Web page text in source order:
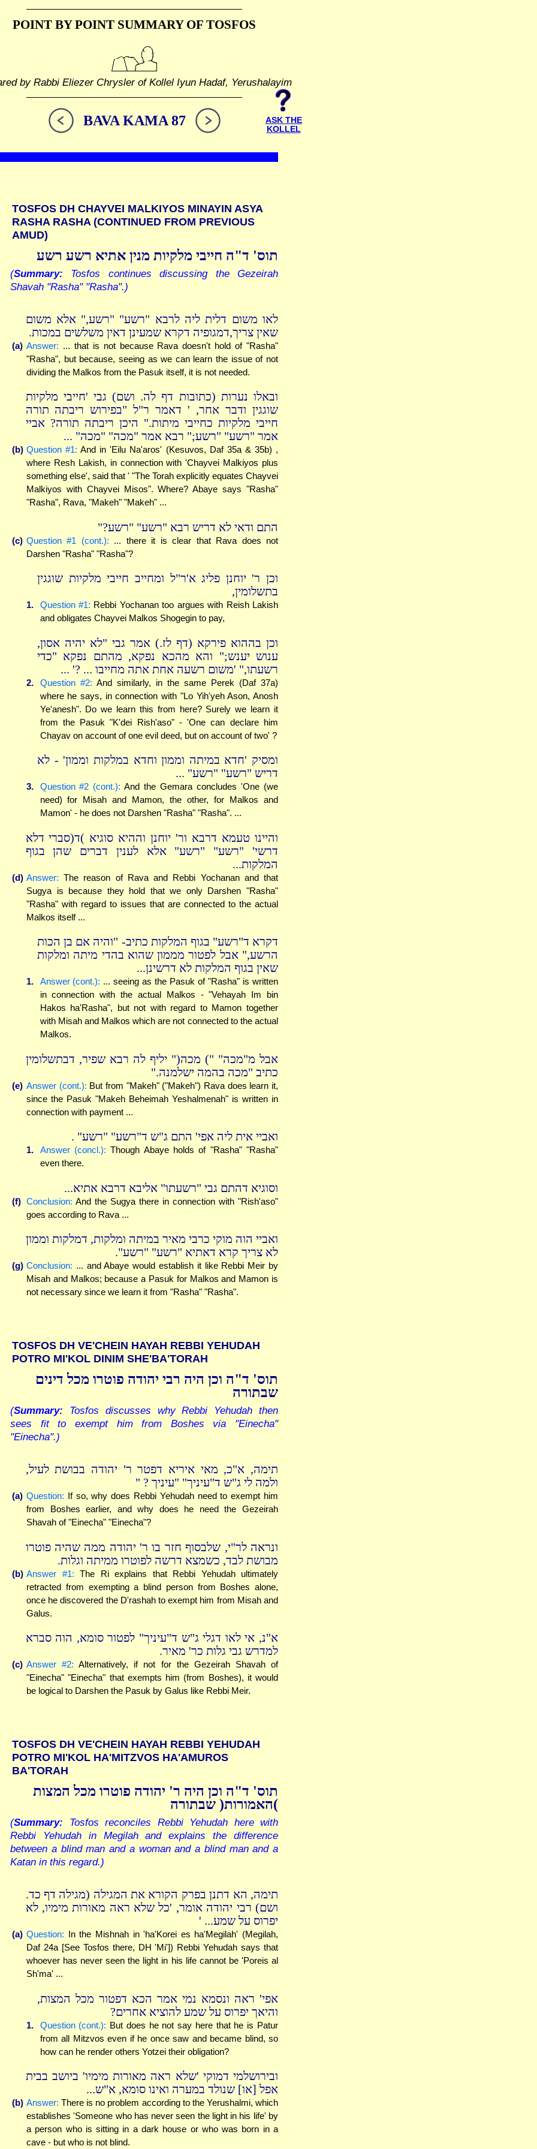
POINT BY POINT SUMMARYOF TOSFOS
by Rabbi Eliezer Chrysler of Kollel Iyun Hadaf, Yerushalayim
BAVA KAMA 87
ASK THE
KOLLEL
TOSFOS DH CHAYVEI MALKIYOS MINAYIN ASYA
RASHA RASHA (CONTINUED FROM PREVIOUS
AMUD)
תוס' ד"ה חייבי מלקיות מנין אתיא רשע רשע
(Summary: Tosfos continues discussing the Gezeirah
Shavah "Rasha" "Rasha".)
לאו משום דלית ליה לרבא "רשע" "רשע," אלא משום
שאין צריך,דמגופיה דקרא שמעינן דאין משלשים במכות.
(a) Answer: ... that is not because Rava doesn't hold of "Rasha"
"Rasha", but because, seeing as we can learn the issue of not
dividing the Malkos from the Pasuk itself, it is not needed.
ובאלו נערות (כתובות דף לה. ושם) גבי 'חייבי מלקיות
שוגגין ודבר אחר, ' דאמר ר"ל "בפירוש ריבתה תורה
חייבי מלקיות כחייבי מיתות." היכן ריבתה תורה? אביי
אמר "רשע" "רשע;" רבא אמר "מכה" "מכה" ...
(b) Question #1: And in 'Eilu Na'aros' (Kesuvos, Daf 35a & 35b) ,
where Resh Lakish, in connection with 'Chayvei Malkiyos plus
something else', said that ' "The Torah explicitly equates Chayvei
Malkiyos with Chayvei Misos". Where? Abaye says "Rasha"
"Rasha", Rava, "Makeh" "Makeh" ...
התם ודאי לא דריש רבא "רשע" "רשע?"
(c) Question #1 (cont.): ... there it is clear that Rava does not
Darshen "Rasha" "Rasha"?
וכן ר' יוחנן פליג א'ר"ל ומחייב חייבי מלקיות שוגגין
בתשלומין,
1. Question #1: Rebbi Yochanan too argues with Reish Lakish
and obligates Chayvei Malkos Shogegin to pay,
וכן בההוא פירקא (דף לז.) אמר גבי "לא יהיה אסון,
ענוש יענש;" והא מהכא נפקא, מהתם נפקא "כדי
רשעתו," 'משום רשעה אחת אתה מחייבו ... ?' ...
2. Question #2: And similarly, in the same Perek (Daf 37a)
where he says, in connection with "Lo Yih'yeh Ason, Anosh
Ye'anesh". Do we learn this from here? Surely we learn it
from the Pasuk "K'dei Rish'aso" - 'One can declare him
Chayav on account of one evil deed, but on account of two' ?
ומסיק 'חדא במיתה וממון וחדא במלקות וממון' - לא
דריש "רשע" "רשע" ...
3. Question #2 (cont.): And the Gemara concludes 'One (we
need) for Misah and Mamon, the other, for Malkos and
Mamon' - he does not Darshen "Rasha" "Rasha". ...
והיינו טעמא דרבא ור' יוחנן וההיא סוגיא )ד(סברי דלא
דרשי' "רשע" "רשע" אלא לענין דברים שהן בגוף
המלקות...
(d) Answer: The reason of Rava and Rebbi Yochanan and that
Sugya is because they hold that we only Darshen "Rasha"
"Rasha" with regard to issues that are connected to the actual
Malkos itself ...
דקרא ד"רשע" בגוף המלקות כתיב- "והיה אם בן הכות
הרשע," אבל לפטור מממון שהוא בהדי מיתה ומלקות
שאין בגוף המלקות לא דרשינן...
1. Answer (cont.): ... seeing as the Pasuk of "Rasha" is written
in connection with the actual Malkos - "Vehayah Im bin
Hakos ha'Rasha", but not with regard to Mamon together
with Misah and Malkos which are not connected to the actual
Malkos.
אבל מ"מכה" ") מכה(" יליף לה רבא שפיר, דבתשלומין
כתיב "מכה בהמה ישלמנה."
(e) Answer (cont.): But from "Makeh" ("Makeh") Rava does learn it,
since the Pasuk "Makeh Beheimah Yeshalmenah" is written in
connection with payment ...
ואביי אית ליה אפי' התם ג"ש ד"רשע" "רשע" .
1. Answer (concl.): Though Abaye holds of "Rasha" "Rasha"
even there.
וסוגיא דהתם גבי "רשעתו" אליבא דרבא אתיא...
(f) Conclusion: And the Sugya there in connection with "Rish'aso"
goes according to Rava ...
ואביי הוה מוקי כרבי מאיר במיתה ומלקות, דמלקות וממון
לא צריך קרא דאתיא "רשע" "רשע".
(g) Conclusion: ... and Abaye would establish it like Rebbi Meir by
Misah and Malkos; because a Pasuk for Malkos and Mamon is
not necessary since we learn it from "Rasha" "Rasha".
TOSFOS DH VE'CHEIN HAYAH REBBI YEHUDAH
POTRO MI'KOL DINIM SHE'BA'TORAH
תוס' ד"ה וכן היה רבי יהודה פוטרו מכל דינים
שבתורה
(Summary: Tosfos discusses why Rebbi Yehudah then
sees fit to exempt him from Boshes via "Einecha"
"Einecha".)
תימה, א"כ, מאי איריא דפטר ר' יהודה בבושת לעיל,
ולמה לי ג"ש ד"עיניך" "עיניך ? "
(a) Question: If so, why does Rebbi Yehudah need to exempt him
from Boshes earlier, and why does he need the Gezeirah
Shavah of "Einecha" "Einecha"?
ונראה לר"י, שלבסוף חזר בו ר' יהודה ממה שהיה פוטרו
מבושת לבד, כשמצא דרשה לפוטרו ממיתה וגלות.
(b) Answer #1: The Ri explains that Rebbi Yehudah ultimately
retracted from exempting a blind person from Boshes alone,
once he discovered the D'rashah to exempt him from Misah and
Galus.
א"נ, אי לאו דגלי ג"ש ד"עיניך" לפטור סומא, הוה סברא
למדרש גבי גלות כר' מאיר.
(c) Answer #2: Alternatively, if not for the Gezeirah Shavah of
"Einecha" "Einecha" that exempts him (from Boshes), it would
be logical to Darshen the Pasuk by Galus like Rebbi Meir.
TOSFOS DH VE'CHEIN HAYAH REBBI YEHUDAH
POTRO MI'KOL HA'MITZVOS HA'AMUROS
BA'TORAH
תוס' ד"ה וכן היה ר' יהודה פוטרו מכל המצות
)האמורות( שבתורה
(Summary: Tosfos reconciles Rebbi Yehudah here with
Rebbi Yehudah in Megilah and explains the difference
between a blind man and a woman and a blind man and a
Katan in this regard.)
תימה, הא דתנן בפרק הקורא את המגילה (מגילה דף כד.
ושם) רבי יהודה אומר, 'כל שלא ראה מאורות מימיו, לא
יפרוס על שמע... '
(a) Question: In the Mishnah in 'ha'Korei es ha'Megilah' (Megilah,
Daf 24a [See Tosfos there, DH 'Mi']) Rebbi Yehudah says that
whoever has never seen the light in his life cannot be 'Poreis al
Sh'ma' ...
אפי' ראה ונסמא נמי אמר הכא דפטור מכל המצות,
והיאך יפרוס על שמע להוציא אחרים?
1. Question (cont.): But does he not say here that he is Patur
from all Mitzvos even if he once saw and became blind, so
how can he render others Yotzei their obligation?
ובירושלמי דמוקי 'שלא ראה מאורות מימיו' ביושב בבית
אפל [או] שנולד במערה ואינו סומא, א"ש...
(b) Answer: There is no problem according to the Yerushalmi, which
establishes 'Someone who has never seen the light in his life' by
a person who is sitting in a dark house or who was born in a
cave - but who is not blind.